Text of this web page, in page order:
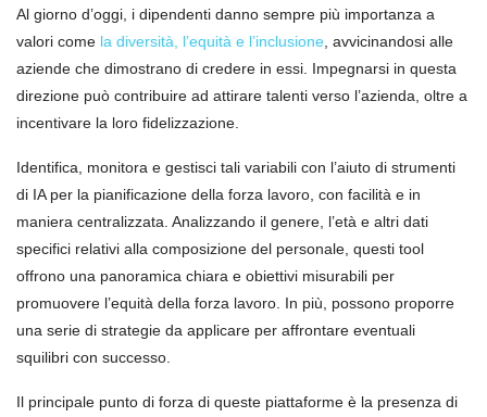
Al giorno d’oggi, i dipendenti danno sempre più importanza a
valori come la diversità, l’equità e l’inclusione , avvicinandosi alle
aziende che dimostrano di credere in essi. Impegnarsi in questa
direzione può contribuire ad attirare talenti verso l’azienda, oltre a
incentivare la loro fidelizzazione.
Identifica, monitora e gestisci tali variabili con l’aiuto di strumenti
di IA per la pianificazione della forza lavoro, con facilità e in
maniera centralizzata. Analizzando il genere, l’età e altri dati
specifici relativi alla composizione del personale, questi tool
offrono una panoramica chiara e obiettivi misurabili per
promuovere l’equità della forza lavoro. In più, possono proporre
una serie di strategie da applicare per affrontare eventuali
squilibri con successo.
Il principale punto di forza di queste piattaforme è la presenza di